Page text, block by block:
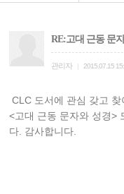
RE:고대 근동 문
관리자 2015.07.15
CLC 도서에 관심 갖고 찾
<고대 근동 문자와 성경>
다. 감사합니다.